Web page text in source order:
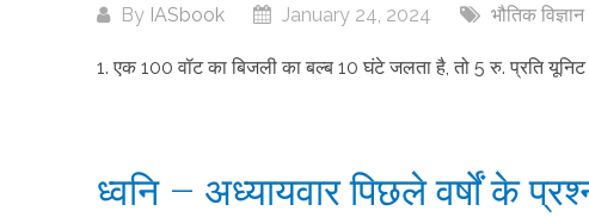
By IASbook January 24, 2024 भौतिक विज्ञान
1. एक 100 वॉट का बिजली का बल्ब 10 घंटे जलता है, तो 5 रु. प्रति
ध्वनि – अध्यायवार पिछले वर्षों के